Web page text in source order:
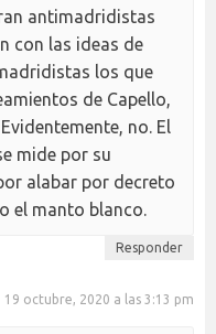
antimadridistas
con las ideas de
los que
de Capello,
no. El
mide por su
alabar por decreto
el manto blanco.
Responder
19 octubre, 2020 a las 3:13 pm